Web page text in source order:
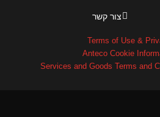
צור קשר
Terms of Use &
Anteco Cookie
Services and Goods Terms and